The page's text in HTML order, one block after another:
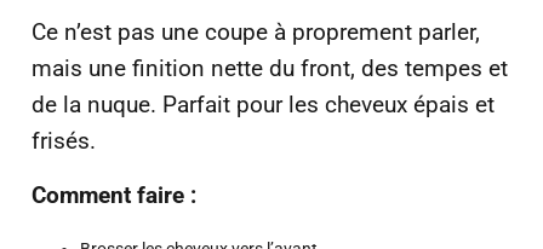
Ce n’est pas une coupe à proprement parler,
mais une finition nette du front, des tempes et
de la nuque. Parfait pour les cheveux épais et
frisés.
Comment faire :